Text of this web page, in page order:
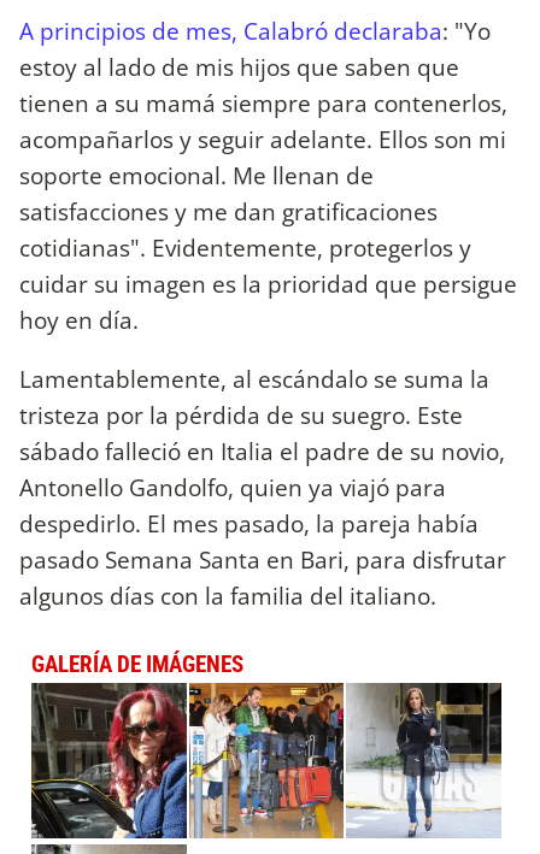
A principios de mes, Calabró declaraba: "Yo
estoy al lado de mis hijos que saben que
tienen a su mamá siempre para contenerlos,
acompañarlos y seguir adelante. Ellos son mi
soporte emocional. Me llenan de
satisfacciones y me dan gratificaciones
cotidianas". Evidentemente, protegerlos y
cuidar su imagen es la prioridad que persigue
hoy en día.
Lamentablemente, al escándalo se suma la
tristeza por la pérdida de su suegro. Este
sábado falleció en Italia el padre de su novio,
Antonello Gandolfo, quien ya viajó para
despedirlo. El mes pasado, la pareja había
pasado Semana Santa en Bari, para disfrutar
algunos días con la familia del italiano.
GALERÍA DE IMÁGENES